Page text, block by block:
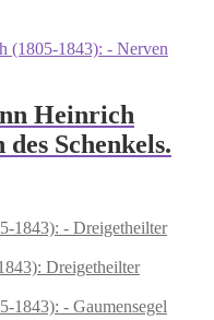
Heinrich
Schenkels.
Dreigetheilter